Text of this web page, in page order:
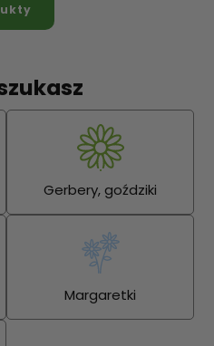
Gerbery, goździki
Margaretki